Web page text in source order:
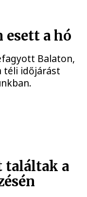
a hó
Balaton,
téli időjárást
találtak a